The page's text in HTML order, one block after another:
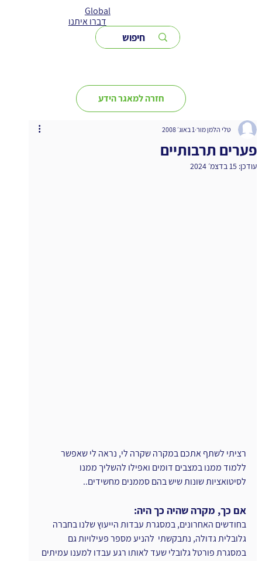
Global
דברו איתנו
חזרה למאגר הידע
פערים תרבותיים
טלי הלמן מור 1 באוג׳ 2008
עודכן: 15 בדצמ׳ 2024
רציתי לשתף אתכם במקרה שקרה לי, נראה לי שאפשר
ללמוד ממנו במצבים דומים ואפילו להשליך ממנו
לסיטואציות שונות שיש בהם סממנים מחשידים..
אם כך, מקרה שהיה כך היה:
בחודשים האחרונים, במסגרת עבדות הייעוץ שלנו בחברה
גלובלית גדולה, נתבקשתי  להניע מספר פעילויות גם
במסגרת פורטל גלובלי שעד לאותו רגע עבדו למענו עמיתים